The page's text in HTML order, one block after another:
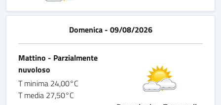
Domenica - 09/08/2026
Mattino - Parzialmente
nuvoloso
T minima 24,00°C
T media 27,50°C